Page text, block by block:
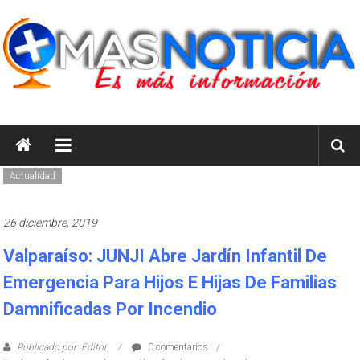
contenido
Es
Información
Actualidad
26 diciembre, 2019
Valparaíso: JUNJI Abre Jardín Infantil De
Emergencia Para Hijos E Hijas De Familias
Damnificadas Por Incendio
Publicado por: Editor
0 comentarios